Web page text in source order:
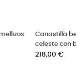
de bebe
en Gris